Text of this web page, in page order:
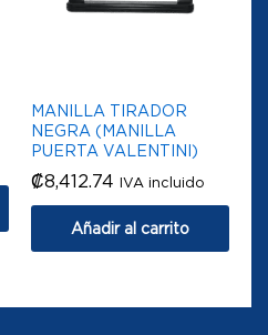
MANILLA TIRADOR
NEGRA (MANILLA
PUERTA VALENTINI)
₡8,412.74 IVA incluido
Añadir al carrito